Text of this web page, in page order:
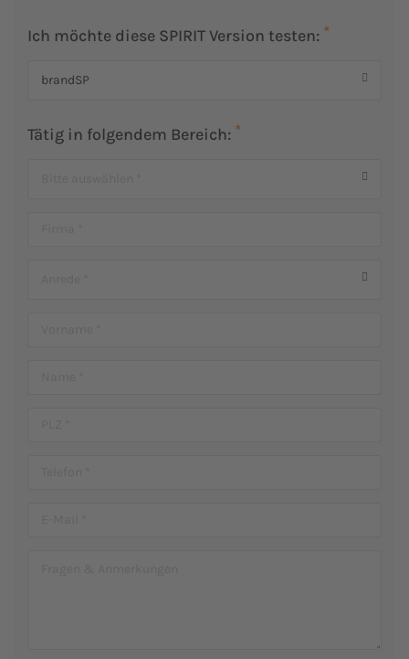
Ich möchte diese SPIRIT Version testen:
brandSP
Tätig in folgendem Bereich: